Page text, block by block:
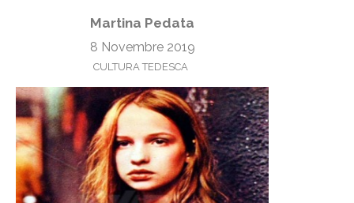
Martina Pedata
8 Novembre 2019
CULTURA TEDESCA